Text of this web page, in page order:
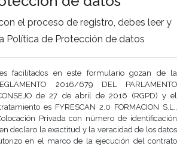
el proceso de registro, debes leer y
Política de Protección de datos
facilitados en este formulario gozan de la
2016/679 DEL PARLAMENTO
de 27 de abril de 2016 (RGPD) y el
es FYRESCAN 2.0 FORMACION S.L.,
Privada con número de identificación
declaro la exactitud y la veracidad de los datos
en el marco de la ejecución del contrato